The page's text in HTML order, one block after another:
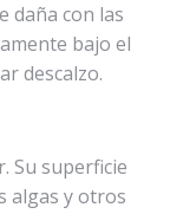
daña con las
bajo el
descalzo.
Su superficie
algas y otros